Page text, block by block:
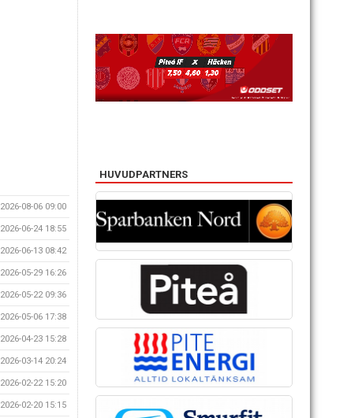
2026-08-06 09:00
2026-06-24 18:55
2026-06-13 08:42
2026-05-29 16:26
2026-05-22 09:36
2026-05-06 17:38
2026-04-23 15:28
2026-03-14 20:24
2026-02-22 15:20
2026-02-20 15:15
HUVUDPARTNERS